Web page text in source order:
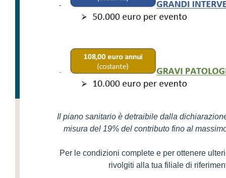
Il piano sanitario è detraibile dalla
misura del 19% del contributo fino al
Per le condizioni complete e per ottenere
rivolgiti alla tua filiale di